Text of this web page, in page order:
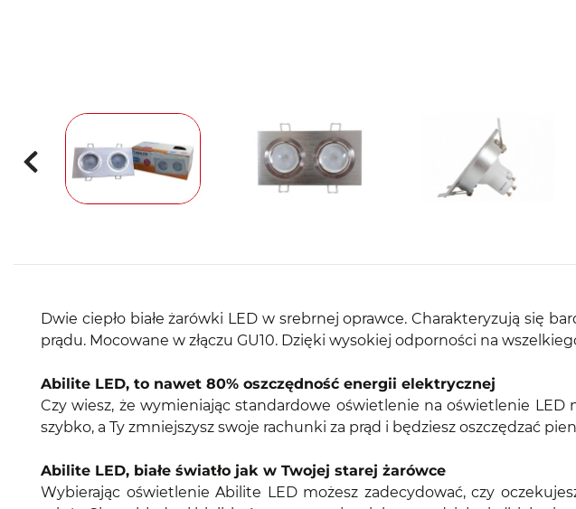
Dwie ciepło białe żarówki LED w srebrnej oprawce. Charakteryzują się
prądu. Mocowane w złączu GU10. Dzięki wysokiej odporności na
Abilite LED, to nawet 80% oszczędność energii elektrycznej
Czy wiesz, że wymieniając standardowe oświetlenie na oświetlenie
szybko, a Ty zmniejszysz swoje rachunki za prąd i będziesz oszczędzać
Abilite LED, białe światło jak w Twojej starej żarówce
Wybierając oświetlenie Abilite LED możesz zadecydować, czy